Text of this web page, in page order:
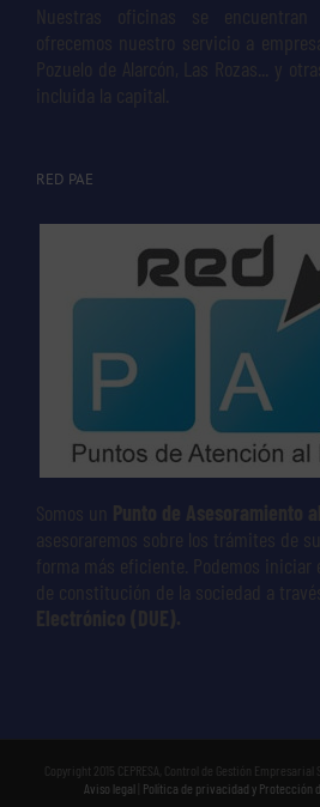
Nuestras oficinas se encuentran
ofrecemos nuestro servicio a
Pozuelo de Alarcón, Las Rozas... y
incluida la capital.
RED PAE
Somos un Punto de Asesoramiento
asesoraremos sobre los trámites de
forma más eficiente. Podemos
de constitución de la sociedad a
Electrónico (DUE).
Copyright 2015 CEPRESA, Control de Gestión
Aviso legal
Política de privacidad y Protección